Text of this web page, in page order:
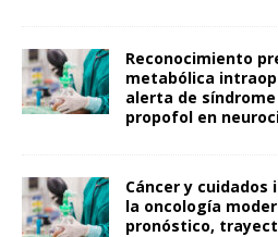
Reconocimiento
metabólica
alerta de
propofol en
Cáncer y cuidados
la oncología
pronóstico,